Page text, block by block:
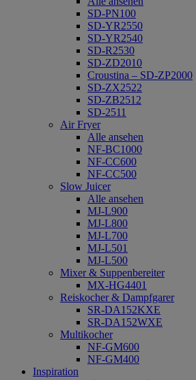
SD-PN100
SD-YR2550
SD-YR2540
SD-R2530
SD-ZD2010
Croustina – SD-ZP2000
SD-ZX2522
SD-ZB2512
SD-2511
Air Fryer
Alle ansehen
NF-BC1000
NF-CC600
NF-CC500
Slow Juicer
Alle ansehen
MJ-L900
MJ-L800
MJ-L700
MJ-L501
MJ-L500
Mixer & Suppenbereiter
MX-HG4401
Reiskocher & Dampfgarer
SR-DA152KXE
SR-DA152WXE
Multikocher
NF-GM600
NF-GM400
Inspiration